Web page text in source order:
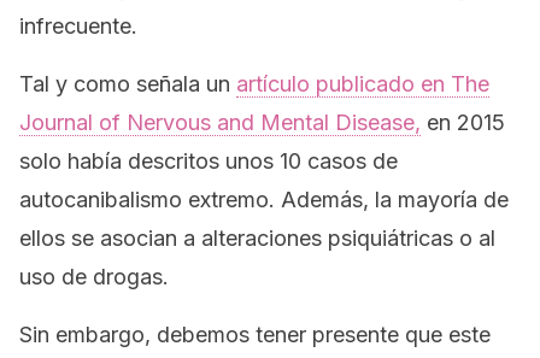
infrecuente.
Tal y como señala un artículo publicado en The
Journal of Nervous and Mental Disease, en 2015
solo había descritos unos 10 casos de
autocanibalismo extremo. Además, la mayoría de
ellos se asocian a alteraciones psiquiátricas o al
uso de drogas.
Sin embargo, debemos tener presente que este